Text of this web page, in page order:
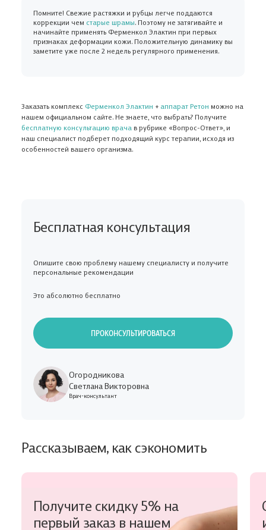
Помните! Свежие растяжки и рубцы легче поддаются
коррекции чем старые шрамы. Поэтому не затягивайте и
начинайте применять Ферменкол Элактин при первых
признаках деформации кожи. Положительную динамику вы
заметите уже после 2 недель регулярного применения.
Заказать комплекс Ферменкол Элактин + аппарат Ретон можно на
нашем официальном сайте. Не знаете, что выбрать? Получите
бесплатную консультацию врача в рубрике «Вопрос-Ответ», и
наш специалист подберет подходящий курс терапии, исходя из
особенностей вашего организма.
Бесплатная консультация
Опишите свою проблему нашему специалисту и получите
персональные рекомендации
Это абсолютно бесплатно
ПРОКОНСУЛЬТИРОВАТЬСЯ
Огородникова
Светлана Викторовна
Врач-консультант
Рассказываем, как сэкономить
Получите скидку 5% на
первый заказ в нашем